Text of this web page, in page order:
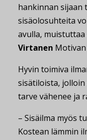
hankinnan sijaan
sisäolosuhteita
avulla,
Virtanen
Hyvin toimiva
sisätiloista,
tarve vähenee ja
– Sisäilma myös
Kostean lämmin